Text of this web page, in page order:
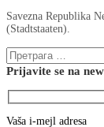
Savezna Republika
(Stadtstaaten).
Претрага
за:
Prijavite se na
Vaša i-mejl adresa